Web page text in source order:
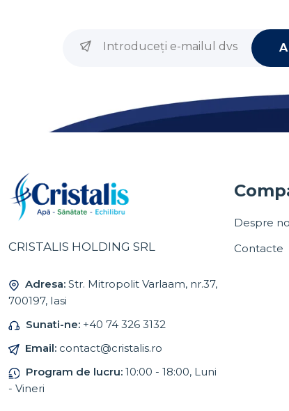
CRISTALIS HOLDING SRL
Adresa: Str. Mitropolit Varlaam, nr.37,
700197, Iasi
Sunati-ne: +40 74 326 3132
Email: contact@cristalis.ro
Program de lucru: 10:00 - 18:00, Luni
- Vineri
Despre
Contacte